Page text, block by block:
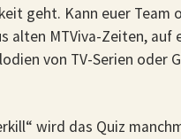
geht. Kann euer Team
alten MTViva-Zeiten,
von TV-Serien oder
wird das Quiz